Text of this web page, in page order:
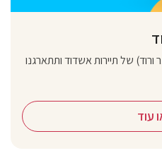
של תיירות אשדוד ותתארגנו
עוד